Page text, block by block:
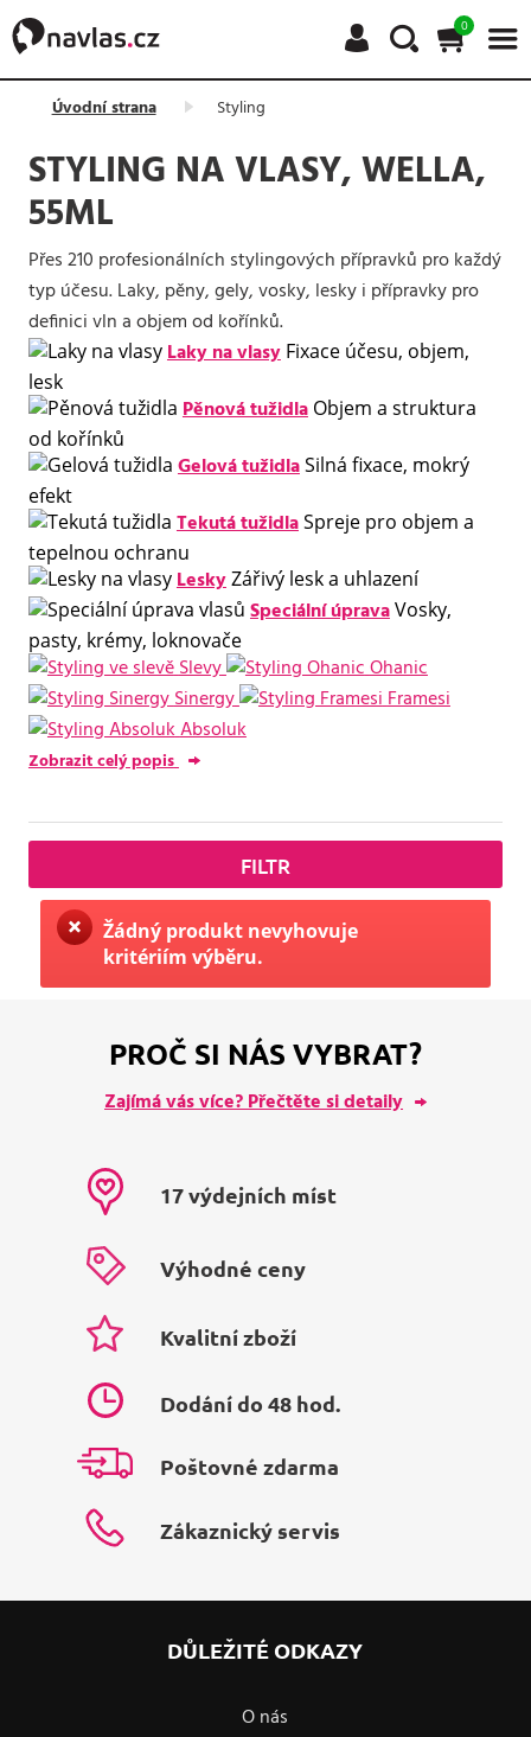
0
Úvodní strana Styling
STYLING NA VLASY, WELLA,
55ML
Přes 210 profesionálních stylingových přípravků pro každý
typ účesu. Laky, pěny, gely, vosky, lesky i přípravky pro
definici vln a objem od kořínků.
Laky na vlasy Fixace účesu, objem,
lesk
Pěnová tužidla Objem a struktura
od kořínků
Gelová tužidlaSilná fixace, mokrý
efekt
Tekutá tužidlaSpreje pro objem a
tepelnou ochranu
LeskyZářivý lesk a uhlazení
Speciální úpravaVosky,
pasty, krémy, loknovače
Slevy
Ohanic
Sinergy
Framesi
Absoluk
Zobrazit celý popis
FILTR
Žádný produkt nevyhovuje
kritériím výběru.
PROČ SI NÁS VYBRAT?
Zajímá vás více? Přečtěte si detaily
17 výdejních míst
Výhodné ceny
Kvalitní zboží
Dodání do 48 hod.
Poštovné zdarma
Zákaznický servis
DŮLEŽITÉ ODKAZY
O nás